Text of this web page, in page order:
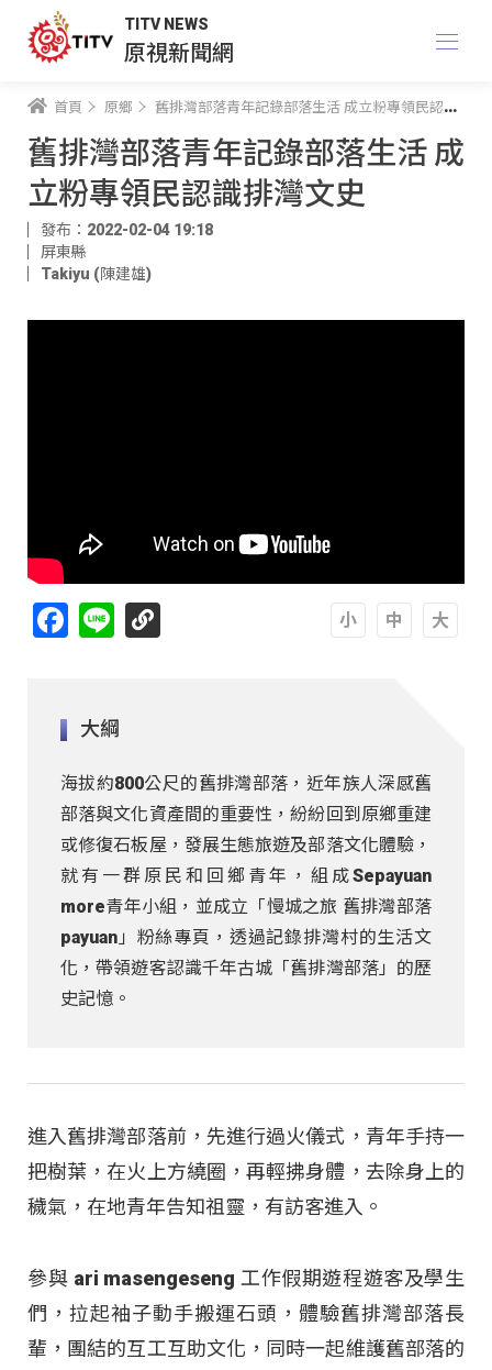
TITV NEWS
原視新聞網
首頁 原鄉 舊排灣部落青年記錄部落生活 成立粉專領民認識排灣文史
舊排灣部落青年記錄部落生活 成
立粉專領民認識排灣文史
發布：2022-02-04 19:18
屏東縣
Takiyu (陳建雄)
Facebook
Line
大綱
海拔約800公尺的舊排灣部落，近年族人深感舊
部落與文化資產間的重要性，紛紛回到原鄉重建
或修復石板屋，發展生態旅遊及部落文化體驗，
就有一群原民和回鄉青年，組成Sepayuan
more青年小組，並成立「慢城之旅 舊排灣部落
payuan」粉絲專頁，透過記錄排灣村的生活文
化，帶領遊客認識千年古城「舊排灣部落」的歷
史記憶。
進入舊排灣部落前，先進行過火儀式，青年手持一
把樹葉，在火上方繞圈，再輕拂身體，去除身上的
穢氣，在地青年告知祖靈，有訪客進入。
參與 ari masengeseng 工作假期遊程遊客及學生
們，拉起袖子動手搬運石頭，體驗舊排灣部落長
輩，團結的互工互助文化，同時一起維護舊部落的